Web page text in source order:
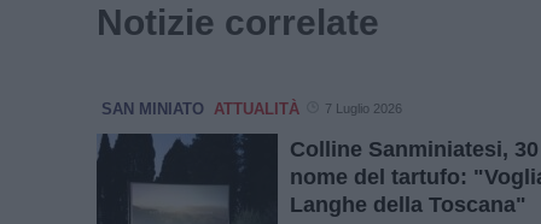
Notizie correlate
SAN MINIATO ATTUALITÀ 7 Luglio 2026
Colline Sanminiatesi,
nome del tartufo:
Langhe della Toscana"